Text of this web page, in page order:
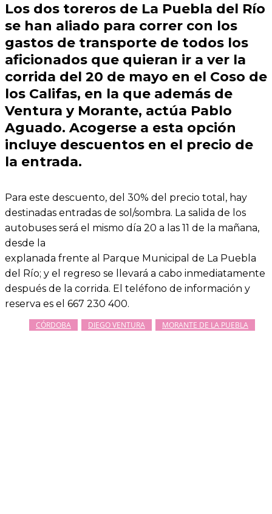
Los dos toreros de La Puebla del Río
se han aliado para correr con los
gastos de transporte de todos los
aficionados que quieran ir a ver la
corrida del 20 de mayo en el Coso de
los Califas, en la que además de
Ventura y Morante, actúa Pablo
Aguado. Acogerse a esta opción
incluye descuentos en el precio de
la entrada.
Para este descuento, del 30% del precio total, hay
destinadas entradas de sol/sombra. La salida de los
autobuses será el mismo día 20 a las 11 de la mañana,
desde la
explanada frente al Parque Municipal de La Puebla
del Río; y el regreso se llevará a cabo inmediatamente
después de la corrida. El teléfono de información y
reserva es el 667 230 400.
CÓRDOBA DIEGO VENTURA MORANTE DE LA PUEBLA